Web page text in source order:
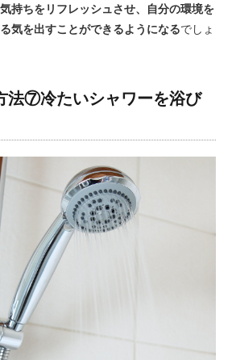
気持ちをリフレッシュさせ、自分の環境を
気を出すことができるようになるでしょ
法⑦冷たいシャワーを浴び